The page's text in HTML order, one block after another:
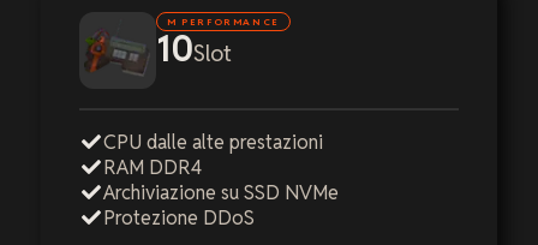
M PERFORMANCE
10Slot
CPU dalle alte prestazioni
RAM DDR4
Archiviazione su SSD NVMe
Protezione DDoS